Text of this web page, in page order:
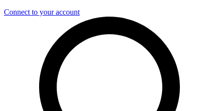
Connect to your account